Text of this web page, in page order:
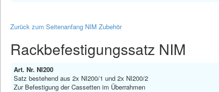
Zurück zum Seitenanfang NIM Zubehör
Rackbefestigungssatz NIM
Art. Nr. NI200
Satz bestehend aus 2x NI200/1 und 2x NI200/2
Zur Befestigung der Cassetten im Überrahmen